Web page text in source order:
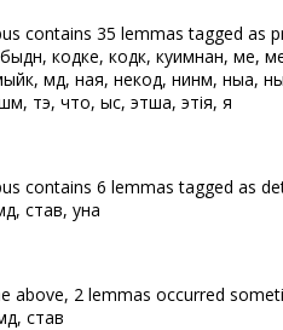
contains 35 lemmas tagged as
кодке, кодкӧ, куимнан, ме,
мӧд, ная, некод, нинӧм, ныа,
тэ, что, ыс, этша, этія, я
contains 6 lemmas tagged as
став, уна
above, 2 lemmas occurred
став